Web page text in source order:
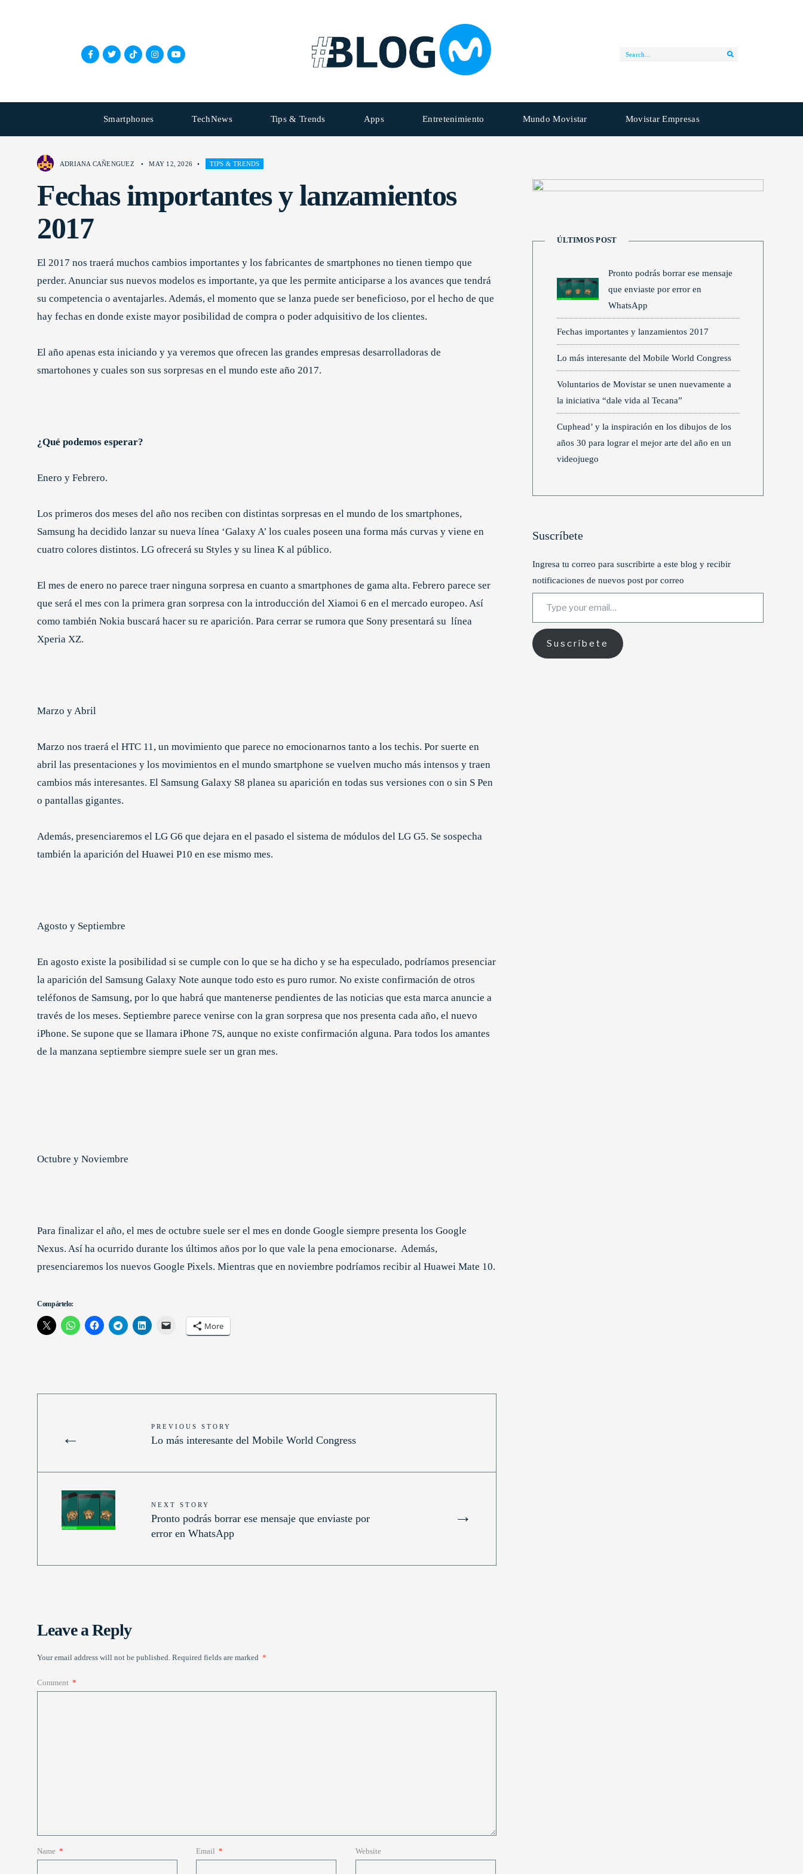
Smartphones TechNews Tips & Trends Apps Entretenimiento Mundo Movistar Movistar Empresas
ADRIANA CAÑENGUEZ • MAY 12, 2026 • TIPS & TRENDS
Fechas importantes y lanzamientos
2017
El 2017 nos traerá muchos cambios importantes y los fabricantes de smartphones no tienen tiempo que
perder. Anunciar sus nuevos modelos es importante, ya que les permite anticiparse a los avances que tendrá
su competencia o aventajarles. Además, el momento que se lanza puede ser beneficioso, por el hecho de que
hay fechas en donde existe mayor posibilidad de compra o poder adquisitivo de los clientes.
El año apenas esta iniciando y ya veremos que ofrecen las grandes empresas desarrolladoras de
smartohones y cuales son sus sorpresas en el mundo este año 2017.
¿Qué podemos esperar?
Enero y Febrero.
Los primeros dos meses del año nos reciben con distintas sorpresas en el mundo de los smartphones,
Samsung ha decidido lanzar su nueva línea ‘Galaxy A’ los cuales poseen una forma más curvas y viene en
cuatro colores distintos. LG ofrecerá su Styles y su linea K al público.
El mes de enero no parece traer ninguna sorpresa en cuanto a smartphones de gama alta. Febrero parece ser
que será el mes con la primera gran sorpresa con la introducción del Xiamoi 6 en el mercado europeo. Así
como también Nokia buscará hacer su re aparición. Para cerrar se rumora que Sony presentará su línea
Xperia XZ.
Marzo y Abril
Marzo nos traerá el HTC 11, un movimiento que parece no emocionarnos tanto a los techis. Por suerte en
abril las presentaciones y los movimientos en el mundo smartphone se vuelven mucho más intensos y traen
cambios más interesantes. El Samsung Galaxy S8 planea su aparición en todas sus versiones con o sin S Pen
o pantallas gigantes.
Además, presenciaremos el LG G6 que dejara en el pasado el sistema de módulos del LG G5. Se sospecha
también la aparición del Huawei P10 en ese mismo mes.
Agosto y Septiembre
En agosto existe la posibilidad si se cumple con lo que se ha dicho y se ha especulado, podríamos presenciar
la aparición del Samsung Galaxy Note aunque todo esto es puro rumor. No existe confirmación de otros
teléfonos de Samsung, por lo que habrá que mantenerse pendientes de las noticias que esta marca anuncie a
través de los meses. Septiembre parece venirse con la gran sorpresa que nos presenta cada año, el nuevo
iPhone. Se supone que se llamara iPhone 7S, aunque no existe confirmación alguna. Para todos los amantes
de la manzana septiembre siempre suele ser un gran mes.
Octubre y Noviembre
Para finalizar el año, el mes de octubre suele ser el mes en donde Google siempre presenta los Google
Nexus. Así ha ocurrido durante los últimos años por lo que vale la pena emocionarse. Además,
presenciaremos los nuevos Google Pixels. Mientras que en noviembre podríamos recibir al Huawei Mate 10.
Compártelo:
More
←
PREVIOUS STORY
Lo más interesante del Mobile World Congress
→
NEXT STORY
Pronto podrás borrar ese mensaje que enviaste por
error en WhatsApp
Leave a Reply
Your email address will not be published. Required fields are marked *
Comment *
Name * Email * Website
ÚLTIMOS POST
Pronto podrás borrar ese mensaje
que enviaste por error en
WhatsApp
Fechas importantes y lanzamientos 2017
Lo más interesante del Mobile World Congress
Voluntarios de Movistar se unen nuevamente a
la iniciativa “dale vida al Tecana”
Cuphead’ y la inspiración en los dibujos de los
años 30 para lograr el mejor arte del año en un
videojuego
Suscríbete
Ingresa tu correo para suscribirte a este blog y recibir
notificaciones de nuevos post por correo
Type your email…
Suscríbete